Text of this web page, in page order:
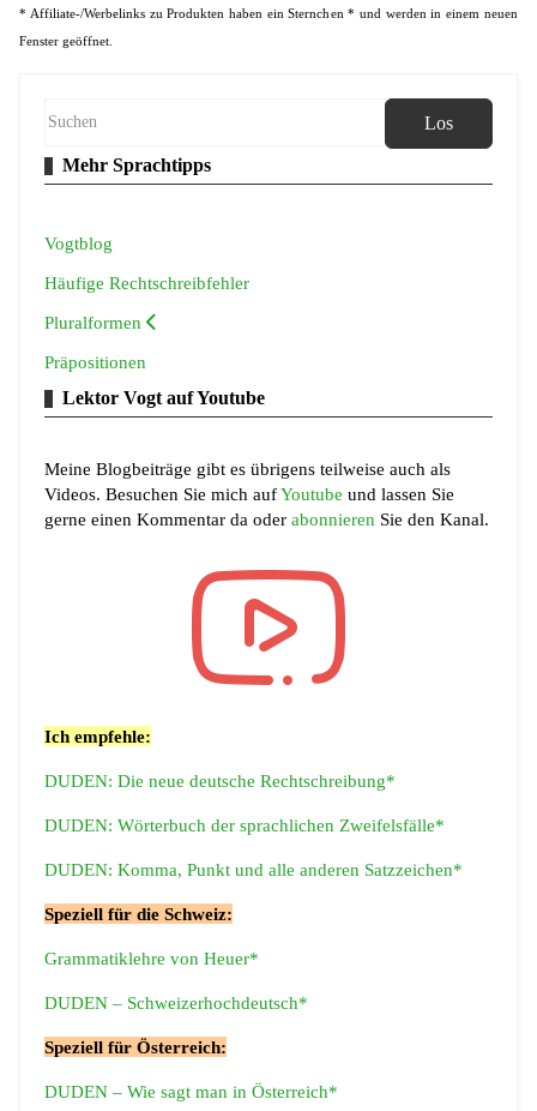
* Affiliate-/Werbelinks zu Produkten haben ein Sternchen * und werden in einem neuen
Fenster geöffnet.
Los
Mehr Sprachtipps
Vogtblog
Häufige Rechtschreibfehler
Pluralformen
Präpositionen
Lektor Vogt auf Youtube
Meine Blogbeiträge gibt es übrigens teilweise auch als
Videos. Besuchen Sie mich aufYoutubeund lassen Sie
gerne einen Kommentar da oderabonnieren Sie den Kanal.
Ich empfehle:
DUDEN: Die neue deutsche Rechtschreibung*
DUDEN: Wörterbuch der sprachlichen Zweifelsfälle*
DUDEN: Komma, Punkt und alle anderen Satzzeichen*
Speziell für die Schweiz:
Grammatiklehre von Heuer*
DUDEN – Schweizerhochdeutsch*
Speziell für Österreich:
DUDEN – Wie sagt man in Österreich*